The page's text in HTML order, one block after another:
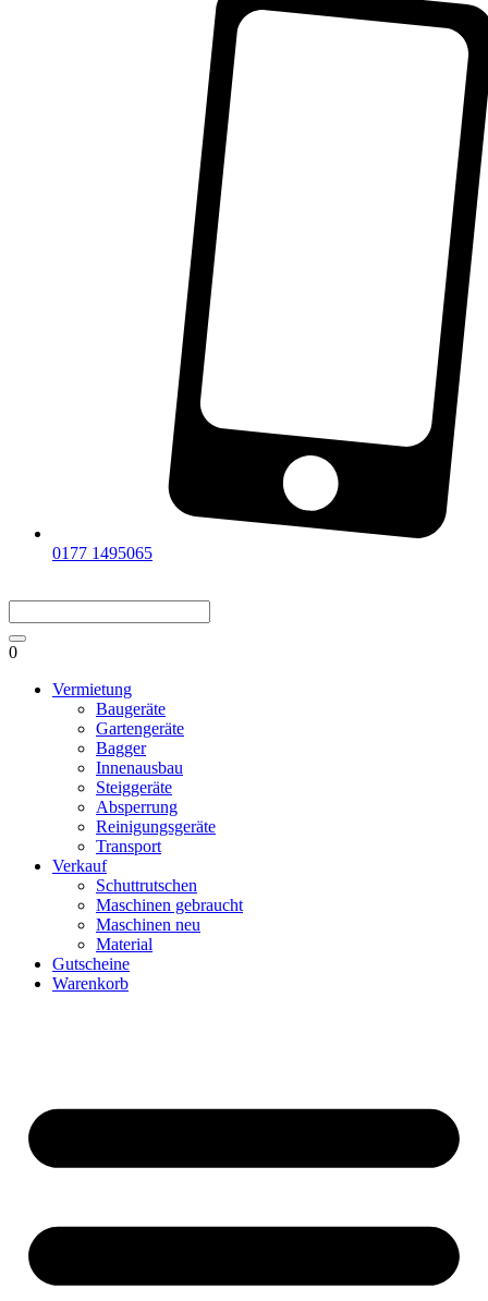
0177 1495065
0
Vermietung
Baugeräte
Gartengeräte
Bagger
Innenausbau
Steiggeräte
Absperrung
Reinigungsgeräte
Transport
Verkauf
Schuttrutschen
Maschinen gebraucht
Maschinen neu
Material
Gutscheine
Warenkorb